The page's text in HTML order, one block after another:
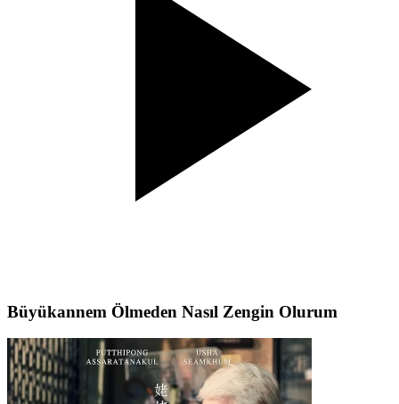
Büyükannem Ölmeden Nasıl Zengin Olurum